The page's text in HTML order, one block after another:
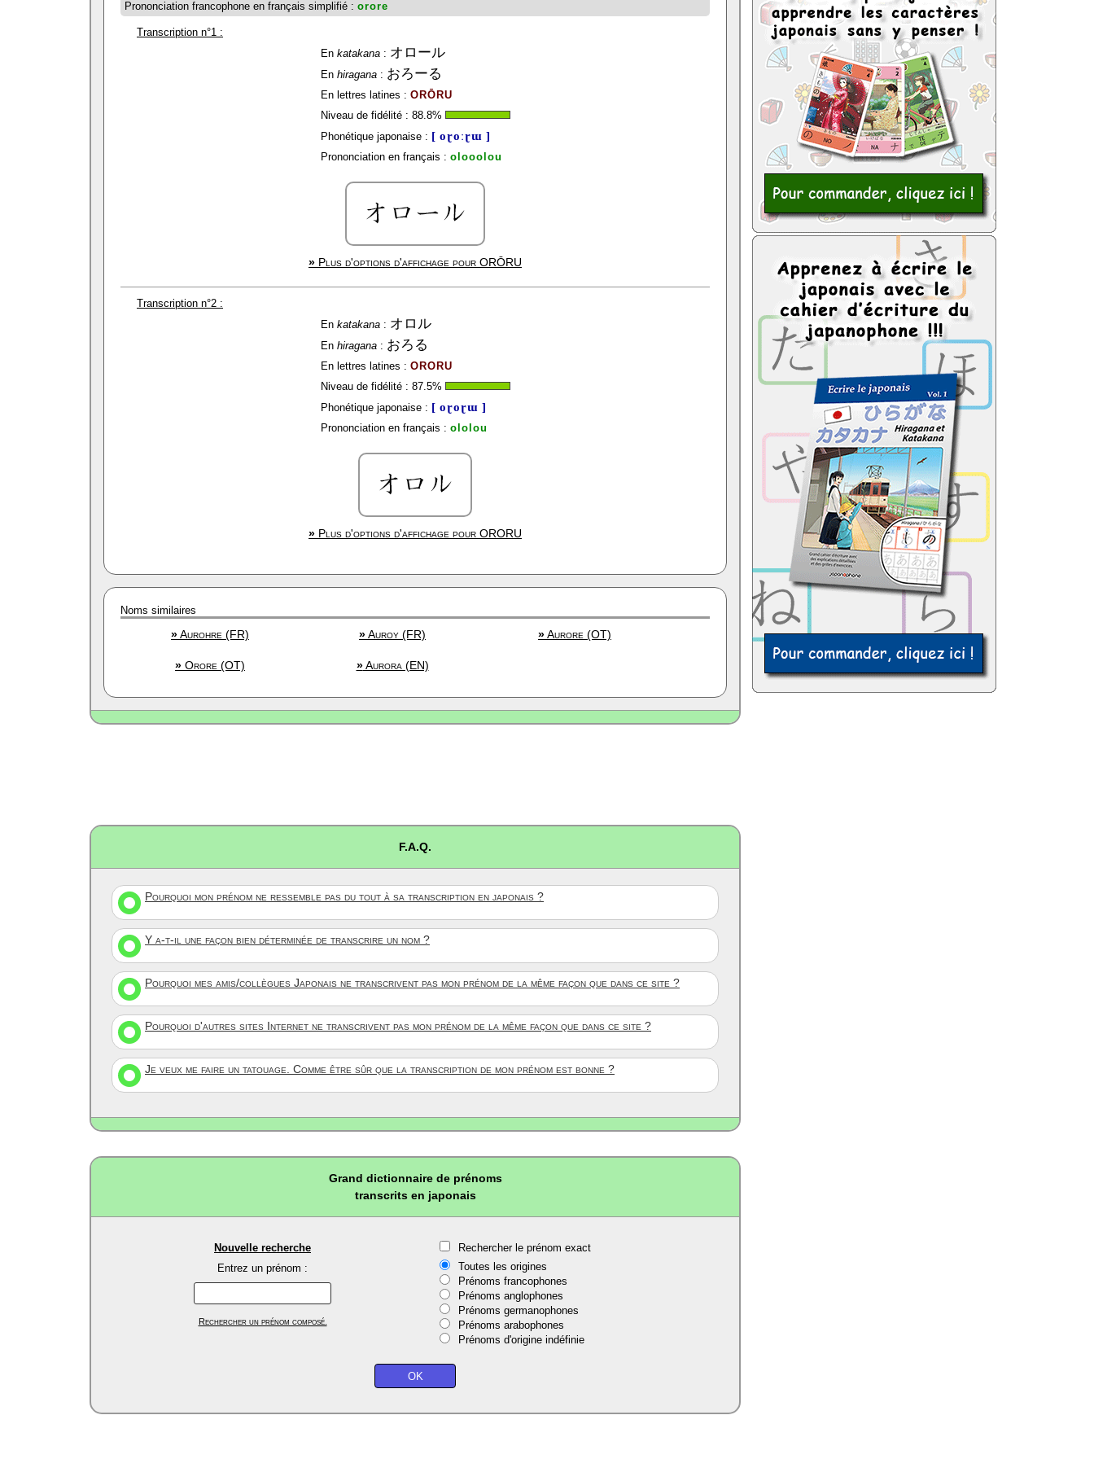
Prononciation francophone en français simplifié : orore
Transcription n°1 :
En katakana: オロール
En hiragana: おろーる
En lettres latines : ORŌRU
Niveau de fidélité : 88.8%
Phonétique japonaise : [ oɽoːɽɯ ]
Prononciation en français : olooolou
» Plus d'options d'affichage pour ORŌRU
Transcription n°2 :
En katakana: オロル
En hiragana: おろる
En lettres latines : ORORU
Niveau de fidélité : 87.5%
Phonétique japonaise : [ oɽoɽɯ ]
Prononciation en français : ololou
» Plus d'options d'affichage pour ORORU
Noms similaires
»Aurohre (FR) »Auroy (FR) »Aurore (OT)
» Orore (OT) »Aurora (EN)
F.A.Q.
Pourquoi mon prénom ne ressemble pas du tout à sa transcription en japonais ?
Y a-t-il une façon bien déterminée de transcrire un nom ?
Pourquoi mes amis/collègues Japonais ne transcrivent pas mon prénom de la même façon que dans ce site ?
Pourquoi d'autres sites Internet ne transcrivent pas mon prénom de la même façon que dans ce site ?
Je veux me faire un tatouage. Comme être sûr que la transcription de mon prénom est bonne ?
Grand dictionnaire de prénoms
transcrits en japonais
Nouvelle recherche
Entrez un prénom :
Rechercher un prénom composé.
Rechercher le prénom exact
Toutes les origines
Prénoms francophones
Prénoms anglophones
Prénoms germanophones
Prénoms arabophones
Prénoms d'origine indéfinie